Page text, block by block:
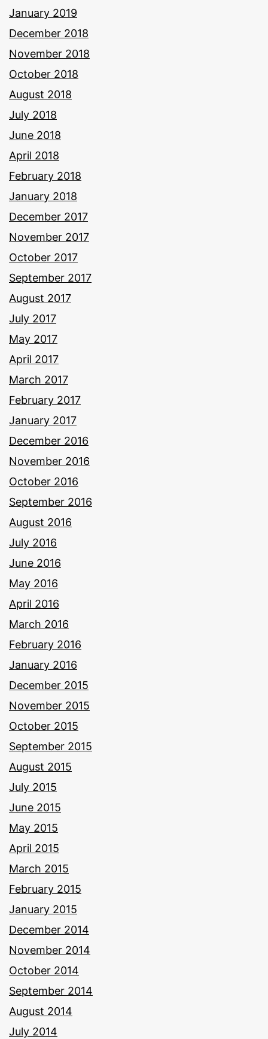
January 2019
December 2018
November 2018
October 2018
August 2018
July 2018
June 2018
April 2018
February 2018
January 2018
December 2017
November 2017
October 2017
September 2017
August 2017
July 2017
May 2017
April 2017
March 2017
February 2017
January 2017
December 2016
November 2016
October 2016
September 2016
August 2016
July 2016
June 2016
May 2016
April 2016
March 2016
February 2016
January 2016
December 2015
November 2015
October 2015
September 2015
August 2015
July 2015
June 2015
May 2015
April 2015
March 2015
February 2015
January 2015
December 2014
November 2014
October 2014
September 2014
August 2014
July 2014